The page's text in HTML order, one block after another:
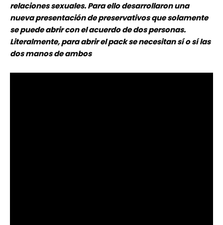
relaciones sexuales. Para ello desarrollaron una
nueva presentación de preservativos que solamente
se puede abrir con el acuerdo de dos personas.
Literalmente, para abrir el pack se necesitan sí o sí las
dos manos de ambos